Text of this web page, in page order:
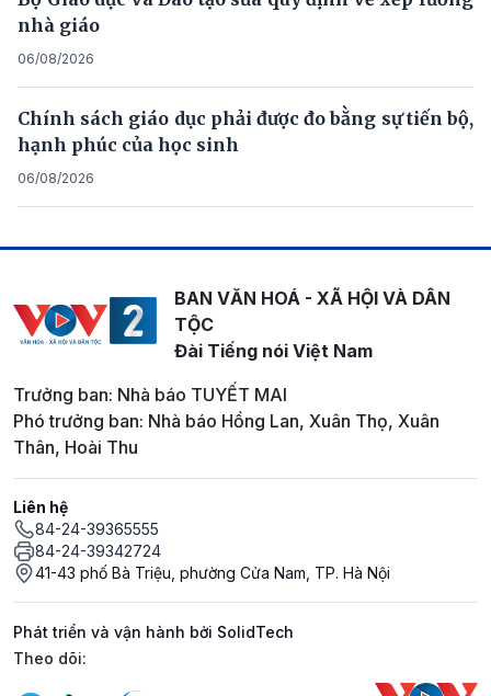
nhà giáo
06/08/2026
Chính sách giáo dục phải được đo bằng sự tiến bộ,
hạnh phúc của học sinh
06/08/2026
BAN VĂN HOÁ - XÃ HỘI VÀ DÂN
TỘC
Đài Tiếng nói Việt Nam
Trưởng ban: Nhà báo TUYẾT MAI
Phó trưởng ban: Nhà báo Hồng Lan, Xuân Thọ, Xuân
Thân, Hoài Thu
Liên hệ
84-24-39365555
84-24-39342724
41-43 phố Bà Triệu, phường Cửa Nam, TP. Hà Nội
Phát triển và vận hành bởi SolidTech
Mạng xã hội
Theo dõi: